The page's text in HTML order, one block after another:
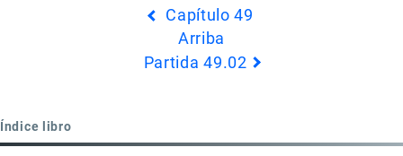
49.01
Capítulo 49
Arriba
Partida 49.02
Índice libro